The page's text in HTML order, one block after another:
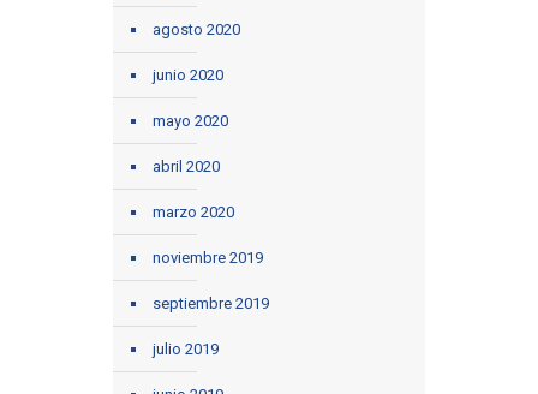
agosto 2020
junio 2020
mayo 2020
abril 2020
marzo 2020
noviembre 2019
septiembre 2019
julio 2019